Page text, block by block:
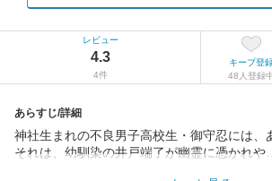
レビュー
4.3
4件
キープ登
48人登録
あらすじ/詳細
神社生まれの不良男子高校生・御守忍には、
それは、幼馴染の井戸端了が幽霊に憑かれや